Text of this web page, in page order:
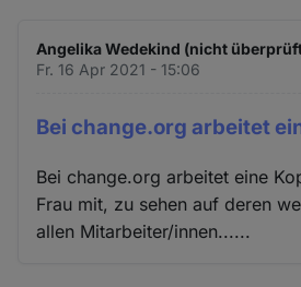
Angelika Wedekind (nicht
Fr. 16 Apr 2021 - 15:06
Bei change.org arbeitet
Bei change.org arbeitet eine
Frau mit, zu sehen auf deren
allen Mitarbeiter/innen......